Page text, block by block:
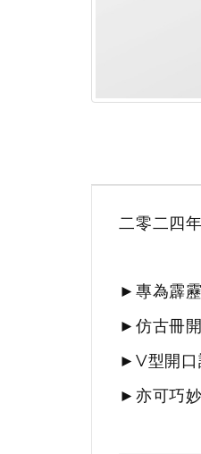
二零二四
► 專為霹
►仿古冊
► V型開口
► 亦可巧